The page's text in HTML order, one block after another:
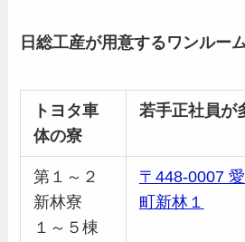
日総工産が用意するワンルー
トヨタ車
体の寮
若手正社員が
第１～２
新林寮
１～５棟
〒448-0007
町新林１